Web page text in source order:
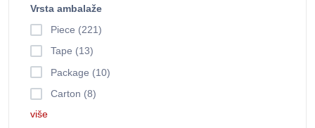
Vrsta ambalaže
Piece (221)
Tape (13)
Package (10)
Carton (8)
više